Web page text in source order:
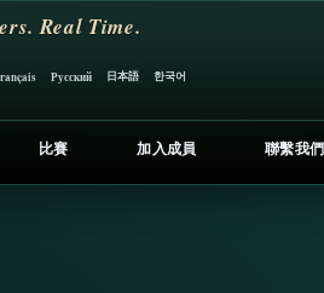
Real Time.
Русский 日本語 한국어
比賽 加入成員 聯繫我們